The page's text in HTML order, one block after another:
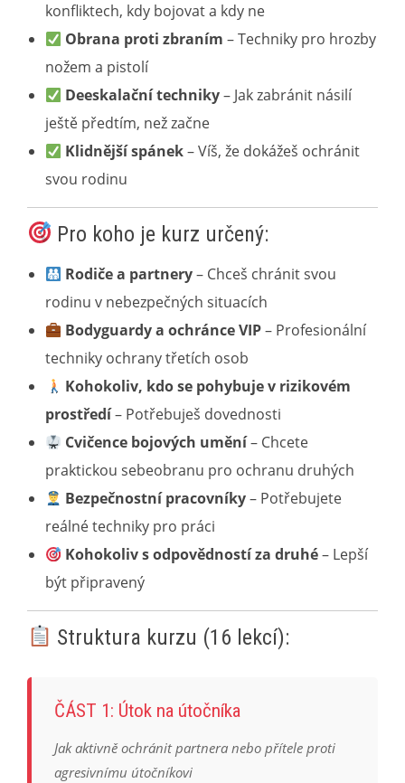
konfliktech, kdy bojovat a kdy ne
Obrana proti zbraním – Techniky pro hrozby
nožem a pistolí
Deeskalační techniky– Jak zabránit násilí
ještě předtím, než začne
Klidnější spánek– Víš, že dokážeš ochránit
svou rodinu
Pro koho je kurz určený:
Rodiče a partnery– Chceš chránit svou
rodinu v nebezpečných situacích
Bodyguardy a ochránce VIP– Profesionální
techniky ochrany třetích osob
Kohokoliv, kdo se pohybuje v rizikovém
prostředí– Potřebuješ dovednosti
Cvičence bojových umění– Chcete
praktickou sebeobranu pro ochranu druhých
Bezpečnostní pracovníky– Potřebujete
reálné techniky pro práci
Kohokoliv s odpovědností za druhé– Lepší
být připravený
Struktura kurzu (16 lekcí):
ČÁST 1: Útok na útočníka
Jak aktivně ochránit partnera nebo přítele proti
agresivnímu útočníkovi